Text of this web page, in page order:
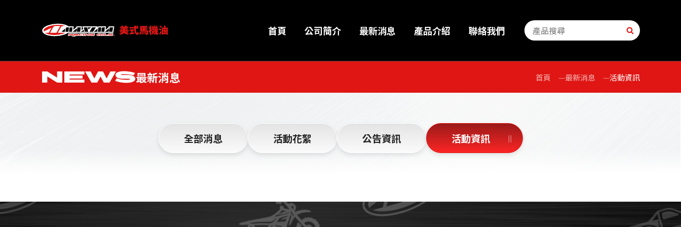
首頁 公司簡介 最新消息 產品介紹 聯絡我們
NEWS最新消息 首頁 最新消息 活動資訊
全部消息 活動花絮 公告資訊 活動資訊